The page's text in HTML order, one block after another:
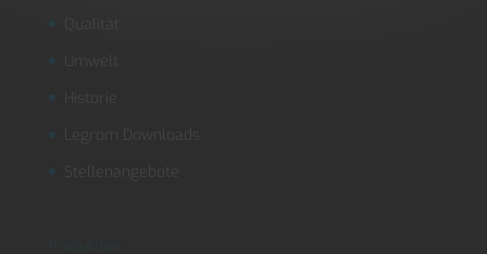
Umwelt
Historie
Legrom Downloads
Stellenangebote